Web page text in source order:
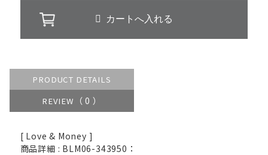
PRODUCT DETAILS
REVIEW
（ 0 ）
[ Love & Money ]
商品詳細 : BLM06-343950：